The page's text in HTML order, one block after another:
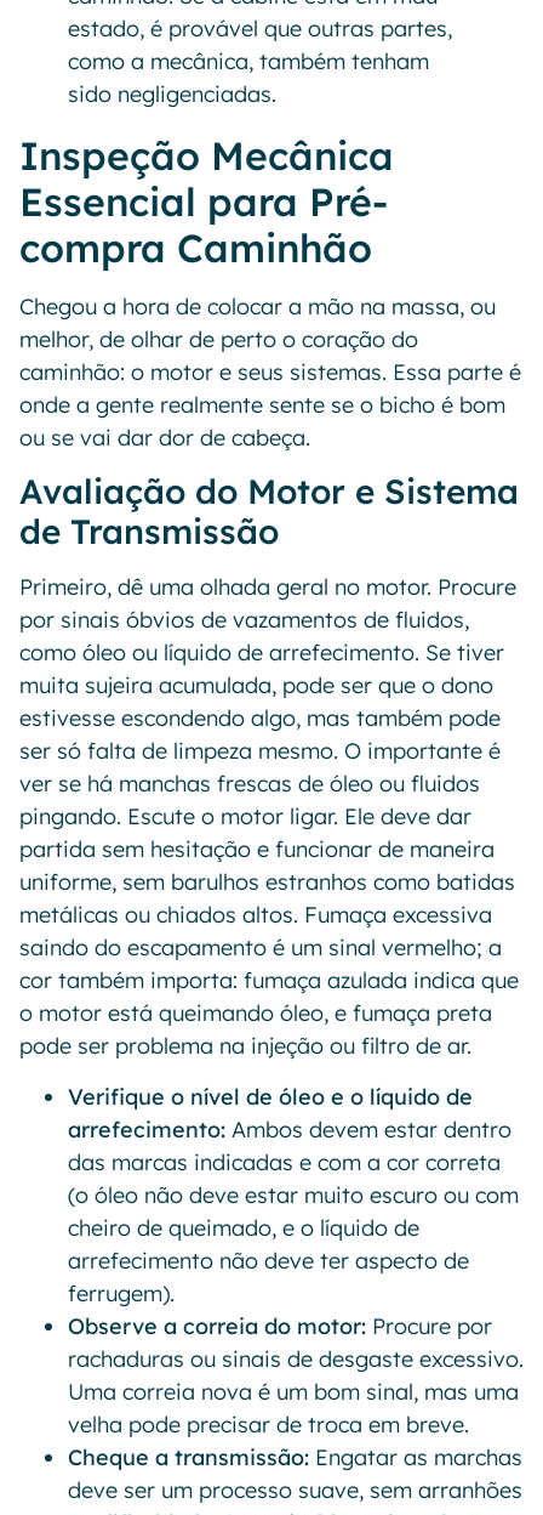
estado, é provável que outras partes,
como a mecânica, também tenham
sido negligenciadas.
Inspeção Mecânica
Essencial para Pré-
compra Caminhão
Chegou a hora de colocar a mão na massa, ou
melhor, de olhar de perto o coração do
caminhão: o motor e seus sistemas. Essa parte é
onde a gente realmente sente se o bicho é bom
ou se vai dar dor de cabeça.
Avaliação do Motor e Sistema
de Transmissão
Primeiro, dê uma olhada geral no motor. Procure
por sinais óbvios de vazamentos de fluidos,
como óleo ou líquido de arrefecimento. Se tiver
muita sujeira acumulada, pode ser que o dono
estivesse escondendo algo, mas também pode
ser só falta de limpeza mesmo. O importante é
ver se há manchas frescas de óleo ou fluidos
pingando. Escute o motor ligar. Ele deve dar
partida sem hesitação e funcionar de maneira
uniforme, sem barulhos estranhos como batidas
metálicas ou chiados altos. Fumaça excessiva
saindo do escapamento é um sinal vermelho; a
cor também importa: fumaça azulada indica que
o motor está queimando óleo, e fumaça preta
pode ser problema na injeção ou filtro de ar.
Verifique o nível de óleo e o líquido de
arrefecimento: Ambos devem estar dentro
das marcas indicadas e com a cor correta
(o óleo não deve estar muito escuro ou com
cheiro de queimado, e o líquido de
arrefecimento não deve ter aspecto de
ferrugem).
Observe a correia do motor: Procure por
rachaduras ou sinais de desgaste excessivo.
Uma correia nova é um bom sinal, mas uma
velha pode precisar de troca em breve.
Cheque a transmissão: Engatar as marchas
deve ser um processo suave, sem arranhões